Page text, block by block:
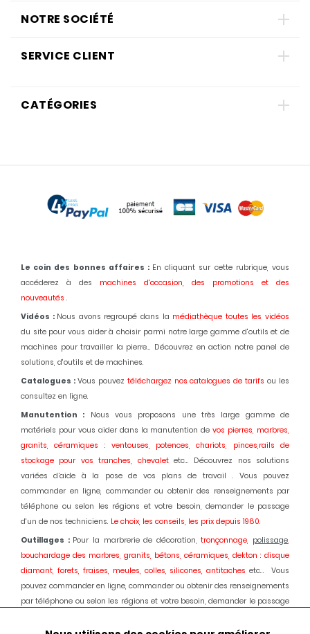
NOTRE SOCIÉTÉ
SERVICE CLIENT
CATÉGORIES
Le coin des bonnes affaires : En cliquant sur cette rubrique, vous
accéderez à des machines d'occasion, des promotions et des
nouveautés .
Vidéos : Nous avons regroupé dans la médiathèque toutes les vidéos
du site pour vous aider à choisir parmi notre large gamme d'outils et de
machines pour travailler la pierre... Découvrez en action notre panel de
solutions, d'outils et de machines.
Catalogues : Vous pouvez téléchargez nos catalogues de tarifs ou les
consultez en ligne.
Manutention : Nous vous proposons une très large gamme de
matériels pour vous aider dans la manutention devos pierres, marbres,
granits, céramiques : ventouses, potences, chariots, pinces,rails de
stockage pour vos tranches, chevalet etc... Découvrez nos solutions
variées d’aide à la pose de vos plans de travail . Vous pouvez
commander en ligne, commander ou obtenir des renseignements par
téléphone ou selon les régions et votre besoin, demander le passage
d'un de nos techniciens. Le choix, les conseils, les prix depuis 1980.
Outillages : Pour la marbrerie de décoration,tronçonnage, polissage,
bouchardage des marbres, granits, bétons, céramiques, dekton : disque
diamant, forets, fraises, meules, colles, silicones, antitaches etc... Vous
pouvez commander en ligne, commander ou obtenir des renseignements
par téléphone ou selon les régions et votre besoin, demander le passage